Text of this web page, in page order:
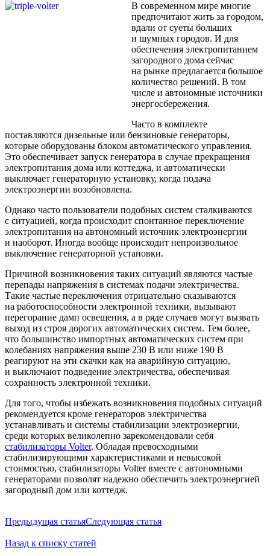
В современном мире многие
предпочитают жить за городом,
вдали от суеты больших
и шумных городов. И для
обеспечения электропитанием
загородного дома сейчас
на рынке предлагается большое
количество решений. В том
числе и автономные источники
энергосбережения.­
Часто в комплекте
поставляются дизельные или бензиновые генераторы,
которые оборудованы блоком автоматического управления.
Это обеспечивает запуск генератора в случае прекращения
электропитания дома или коттеджа, и автоматически
выключает генераторную установку, когда подача
электроэнергии возобновлена.
Однако часто пользователи подобных систем сталкиваются
с ситуацией, когда происходит спонтанное переключение
электропитания на автономный источник электроэнергии
и наоборот. Иногда вообще происходит непроизвольное
выключение генераторной установки.
Причиной возникновения таких ситуаций являются частые
перепады напряжения в системах подачи электричества.
Такие частые переключения отрицательно сказываются
на работоспособности электронной техники, вызывают
перегорание дамп освещения, а в ряде случаев могут вызвать
выход из строя дорогих автоматических систем. Тем более,
что большинство импортных автоматических систем при
колебаниях напряжения выше 230 В или ниже 190 В
реагируют на эти скачки как на аварийную ситуацию,
и выключают подведение электричества, обеспечивая
сохранность электронной техники.
Для того, чтобы избежать возникновения подобных ситуаций
рекомендуется кроме генераторов электричества
устанавливать и системы стабилизации электроэнергии,
среди которых великолепно зарекомендовали себя
стабилизаторы Volter­. Обладая превосходными
стабилизирующими характеристиками и невысокой
стоимостью, стабилизаторы Volter вместе с автономными
генераторами позволят надежно обеспечить электроэнергией
загородный дом или коттедж.
Предыдущая статьяСледующая статья
Назад к списку статей